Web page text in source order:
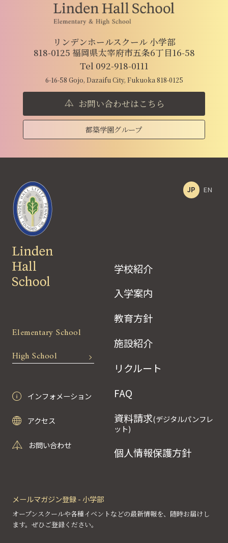
リンデンホールスクール 小学部
818-0125 福岡県太宰府市五条6丁目16-58
Tel 092-918-0111
6-16-58 Gojo, Dazaifu City, Fukuoka 818-0125
お問い合わせはこちら
都築学園グループ
Elementary School
High School
JP EN
学校紹介
入学案内
教育方針
施設紹介
リクルート
FAQ
資料請求(デジタルパンフレ
ット)
個人情報保護方針
インフォメーション
アクセス
お問い合わせ
メールマガジン登録 - 小学部
オープンスクールや各種イベントなどの最新情報を、随時お届けし
ます。ぜひご登録ください。